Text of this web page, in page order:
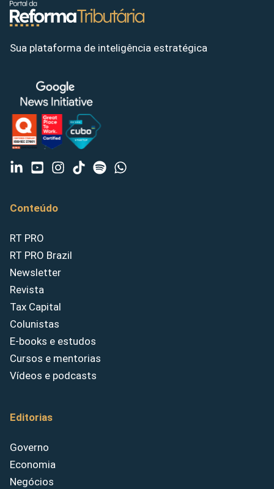
Sua plataforma de inteligência estratégica
Conteúdo
RT PRO
RT PRO Brazil
Newsletter
Revista
Tax Capital
Colunistas
E-books e estudos
Cursos e mentorias
Vídeos e podcasts
Editorias
Governo
Economia
Negócios